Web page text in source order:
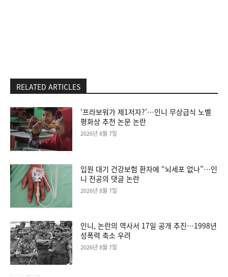
RELATED ARTICLES
‘프라보워가 제1저자?’…인니 무상급식 노벨
평화상 추천 논문 논란
2026년 8월 7일
입원 대기 건강보험 환자에 “뇌세포 없나”…인
니 전공의 댓글 논란
2026년 8월 7일
인니, 논란의 역사서 17일 공개 추진…1998년
성폭력 축소 우려
2026년 8월 7일